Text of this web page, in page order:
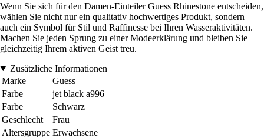
Wenn Sie sich für den Damen-Einteiler Guess Rhinestone entscheiden,
wählen Sie nicht nur ein qualitativ hochwertiges Produkt, sondern
auch ein Symbol für Stil und Raffinesse bei Ihren Wasseraktivitäten.
Machen Sie jeden Sprung zu einer Modeerklärung und bleiben Sie
gleichzeitig Ihrem aktiven Geist treu.
Zusätzliche Informationen
Marke
Guess
Farbe
jet black a996
Farbe
Schwarz
Geschlecht
Frau
Altersgruppe Erwachsene